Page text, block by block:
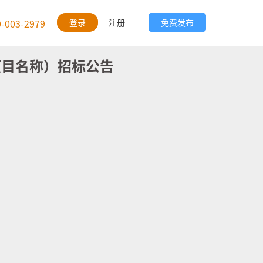
003-2979 登录 注册 免费发布
名称）招标公告